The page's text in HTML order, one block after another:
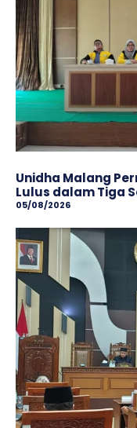
Unidha Malang
Lulus dalam Tiga
05/08/2026